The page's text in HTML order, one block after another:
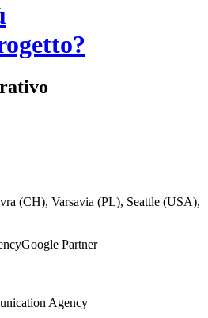
(CH), Varsavia (PL), Seattle (USA),
Agency